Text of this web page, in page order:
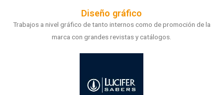
Diseño gráfico
Trabajos a nivel gráfico de tanto internos como de promoción de la
marca con grandes revistas y catálogos.